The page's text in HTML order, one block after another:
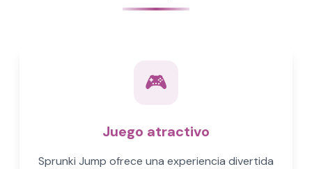
🎮
Juego atractivo
Sprunki Jump ofrece una experiencia divertida